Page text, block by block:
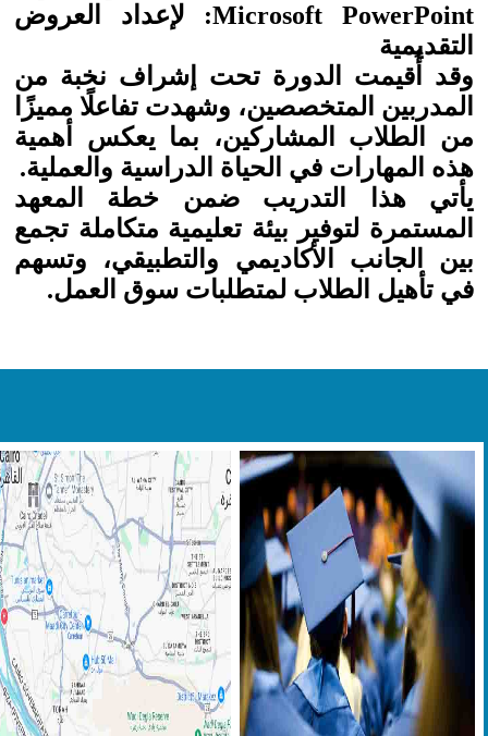
Microsoft PowerPoint: لإعداد العروض
التقديمية
وقد أُقيمت الدورة تحت إشراف نخبة من
المدربين المتخصصين، وشهدت تفاعلًا مميزًا
من الطلاب المشاركين، بما يعكس أهمية
هذه المهارات في الحياة الدراسية والعملية.
يأتي هذا التدريب ضمن خطة المعهد
المستمرة لتوفير بيئة تعليمية متكاملة تجمع
بين الجانب الأكاديمي والتطبيقي، وتسهم
في تأهيل الطلاب لمتطلبات سوق العمل.